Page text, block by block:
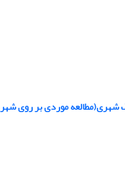
شهری(مطالعه موردی بر روی